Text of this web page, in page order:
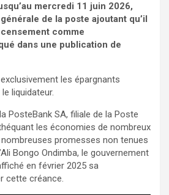
mercredi 11 juin 2026,
de la poste ajoutant qu’il
comme
dans une publication de
les épargnants
liquidateur.
PosteBank SA, filiale de la Poste
les économies de nombreux
promesses non tenues
Bongo Ondimba, le gouvernement
en février 2025 sa
cette créance.